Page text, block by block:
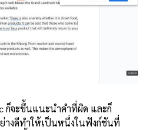
ก็จะขึ้นแนะนำคำที่ผิด และก็
างดีทำให้เป็นหนึ่งในฟังก์ชันที่